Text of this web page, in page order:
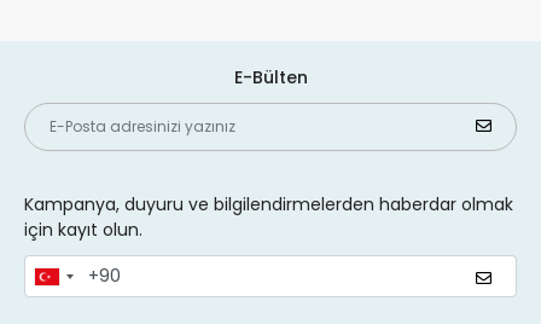
E-Bülten
Kampanya, duyuru ve bilgilendirmelerden haberdar olmak
için kayıt olun.